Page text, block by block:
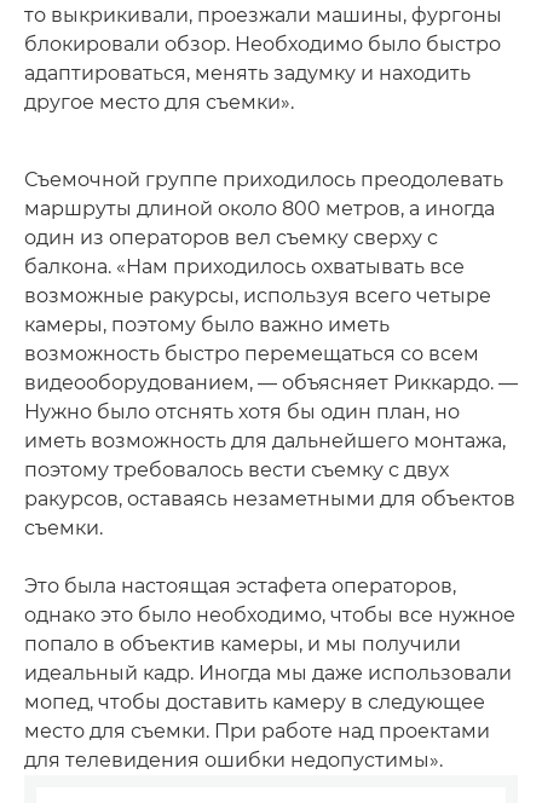
то выкрикивали, проезжали машины, фургоны
блокировали обзор. Необходимо было быстро
адаптироваться, менять задумку и находить
другое место для съемки».
Съемочной группе приходилось преодолевать
маршруты длиной около 800 метров, а иногда
один из операторов вел съемку сверху с
балкона. «Нам приходилось охватывать все
возможные ракурсы, используя всего четыре
камеры, поэтому было важно иметь
возможность быстро перемещаться со всем
видеооборудованием, — объясняет Риккардо. —
Нужно было отснять хотя бы один план, но
иметь возможность для дальнейшего монтажа,
поэтому требовалось вести съемку с двух
ракурсов, оставаясь незаметными для объектов
съемки.
Это была настоящая эстафета операторов,
однако это было необходимо, чтобы все нужное
попало в объектив камеры, и мы получили
идеальный кадр. Иногда мы даже использовали
мопед, чтобы доставить камеру в следующее
место для съемки. При работе над проектами
для телевидения ошибки недопустимы».